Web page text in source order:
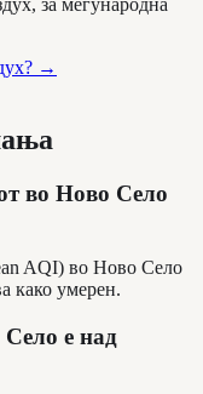
→
во Ново Село
AQI) во Ново Село
како умерен.
е над